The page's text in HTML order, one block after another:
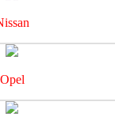
Opel